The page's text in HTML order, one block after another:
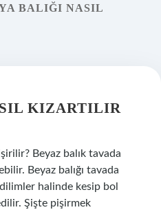
BALIĞI NASIL
KIZARTILIR
Beyaz balık tavada
Beyaz balığı tavada
halinde kesip bol
Şişte pişirmek